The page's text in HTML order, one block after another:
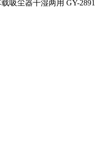
吸尘器干湿两用 GY-2891